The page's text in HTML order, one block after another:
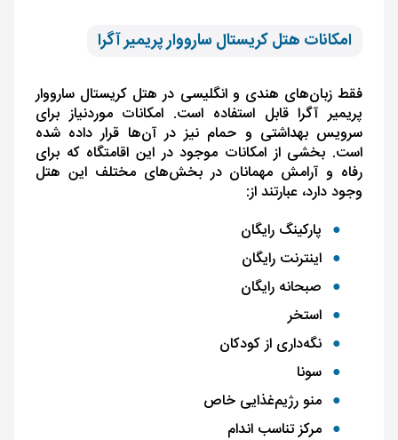
امکانات هتل کریستال سارووار پریمیر آگرا
فقط زبان‌های هندی و انگلیسی در هتل کریستال سارووار
پریمیر آگرا قابل استفاده است. امکانات موردنیاز برای
سرویس بهداشتی و حمام نیز در آن‌ها قرار داده شده
است. بخشی از امکانات موجود در این اقامتگاه که برای
رفاه و آرامش مهمانان در بخش‌های مختلف این هتل
وجود دارد، عبارتند از:
پارکینگ رایگان
اینترنت رایگان
صبحانه رایگان
استخر
نگه‌داری از کودکان
سونا
منو رژیم‌غذایی خاص
مرکز تناسب ‌اندام